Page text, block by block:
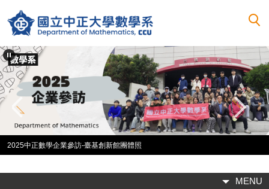
到
主
要
內
容
區
2025中正數學企業參訪-臺基創新館團體照
MENU